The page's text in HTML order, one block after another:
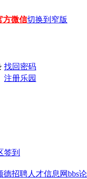
方微信切换到窄版
找回密码
注册乐园
签到
招聘人才信息网bbs